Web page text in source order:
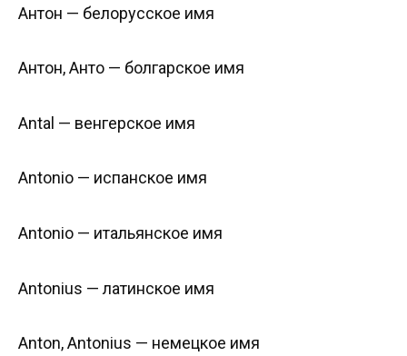
Антон — белорусское имя
Антон, Анто — болгарское имя
Antal — венгерское имя
Antonio — испанское имя
Antonio — итальянское имя
Antonius — латинское имя
Anton, Antonius — немецкое имя